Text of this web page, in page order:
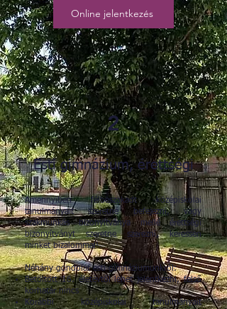
Online jelentkezés
2
Esti gimnázium, érettségi
Amennyiben félbeszakadt középiskolai
tanulmányait szeretné befejezni, vagy
szakmunkás bizonyítványa mellé érettségi
bizonyítványt szeretne szerezni, keressen
minket bizalommal!
Néhány gondolat esti gimnáziumunkról:
Betöltött 16. életévtől lehet jelentkezni, felső
korhatár nincs
Korábbi középiskolai tanulmányait